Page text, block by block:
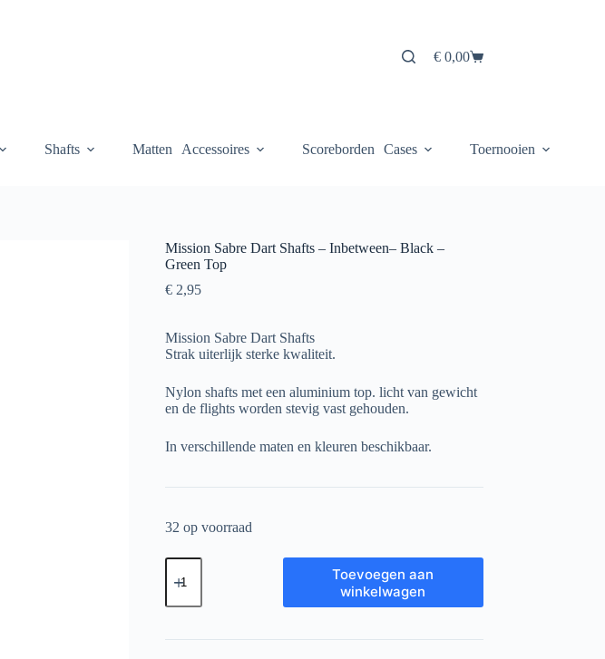
Winkelwagen
€0,00
Shafts Matten Accessoires Scoreborden Cases Toernooien
Mission Sabre Dart Shafts – Inbetween– Black –
Green Top
€2,95
Mission Sabre Dart Shafts
Strak uiterlijk sterke kwaliteit.
Nylon shafts met een aluminium top. licht van gewicht
en de flights worden stevig vast gehouden.
In verschillende maten en kleuren beschikbaar.
32 op voorraad
Mission
Sabre
Shafts
Inbetween–
Toevoegen aan
winkelwagen